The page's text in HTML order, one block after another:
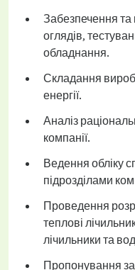
Забезпечення та
оглядів,
обладнання.
Складання
енергії.
Аналіз
компанії.
Ведення обліку
підрозділами
Проведення
теплові
лічильники та
Пропонування